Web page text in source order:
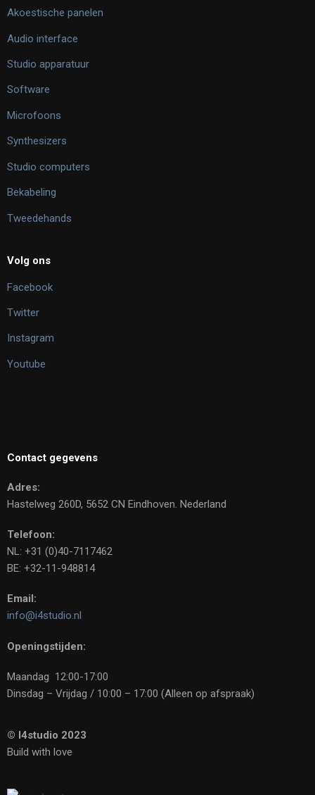
Akoestische panelen
Audio interface
Studio apparatuur
Software
Microfoons
Synthesizers
Studio computers
Bekabeling
Tweedehands
Volg ons
Facebook
Twitter
Instagram
Youtube
Contact gegevens
Adres:
Hastelweg 260D, 5652 CN Eindhoven. Nederland
Telefoon:
NL: +31 (0)40-7117462
BE: +32-11-948814
Email:
info@i4studio.nl
Openingstijden:
Maandag 12:00-17:00
Dinsdag – Vrijdag / 10:00 – 17:00 (Alleen op afspraak)
© I4studio 2023
Build with love